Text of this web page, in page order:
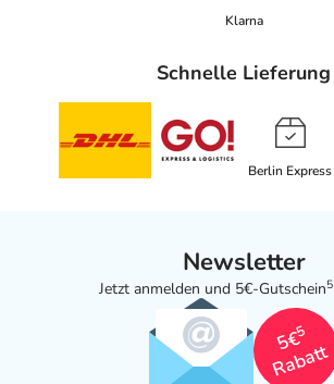
Klarna
Schnelle Lieferung
Berlin Express
Newsletter
Jetzt anmelden und 5€-Gutschein5
5€
5
Rabatt